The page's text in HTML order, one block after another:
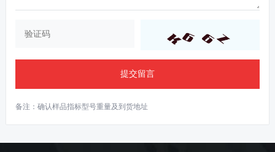
提交留言
备注：确认样品指标型号重量及到货地址